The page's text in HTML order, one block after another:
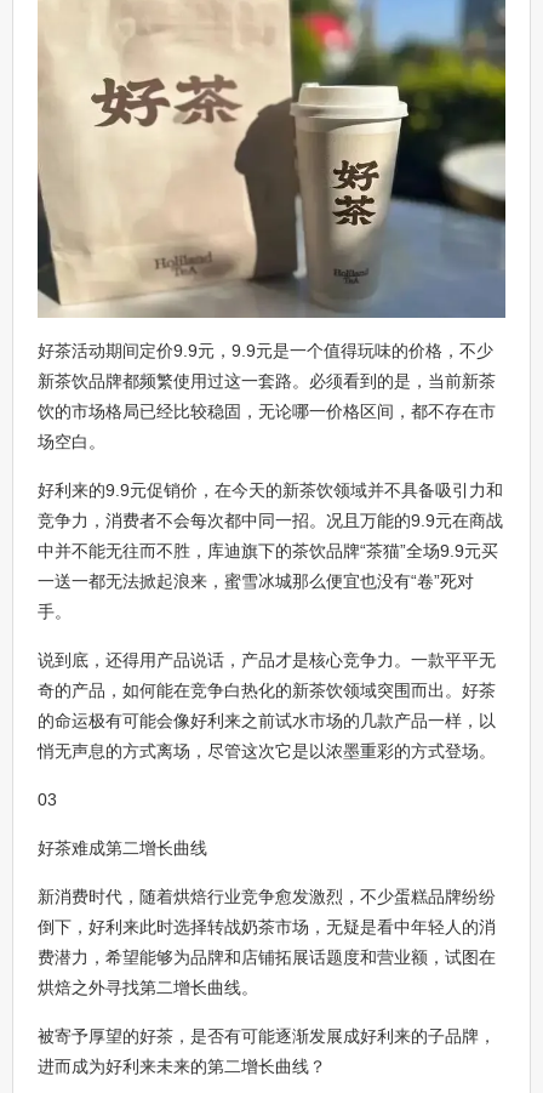
好茶活动期间定价9.9元，9.9元是一个值得玩味的价格，不少
新茶饮品牌都频繁使用过这一套路。必须看到的是，当前新茶
饮的市场格局已经比较稳固，无论哪一价格区间，都不存在市
场空白。
好利来的9.9元促销价，在今天的新茶饮领域并不具备吸引力和
竞争力，消费者不会每次都中同一招。况且万能的9.9元在商战
中并不能无往而不胜，库迪旗下的茶饮品牌“茶猫”全场9.9元买
一送一都无法掀起浪来，蜜雪冰城那么便宜也没有“卷”死对
手。
说到底，还得用产品说话，产品才是核心竞争力。一款平平无
奇的产品，如何能在竞争白热化的新茶饮领域突围而出。好茶
的命运极有可能会像好利来之前试水市场的几款产品一样，以
悄无声息的方式离场，尽管这次它是以浓墨重彩的方式登场。
03
好茶难成第二增长曲线
新消费时代，随着烘焙行业竞争愈发激烈，不少蛋糕品牌纷纷
倒下，好利来此时选择转战奶茶市场，无疑是看中年轻人的消
费潜力，希望能够为品牌和店铺拓展话题度和营业额，试图在
烘焙之外寻找第二增长曲线。
被寄予厚望的好茶，是否有可能逐渐发展成好利来的子品牌，
进而成为好利来未来的第二增长曲线？